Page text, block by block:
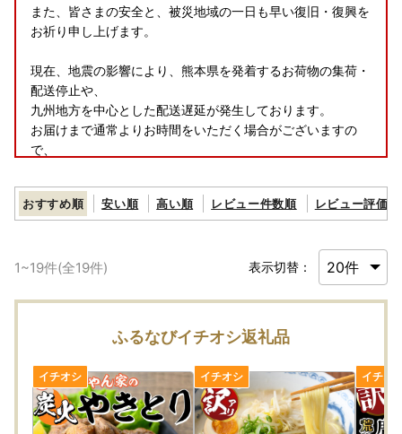
また、皆さまの安全と、被災地域の一日も早い復旧・復興を
お祈り申し上げます。
現在、地震の影響により、熊本県を発着するお荷物の集荷・
配送停止や、
九州地方を中心とした配送遅延が発生しております。
お届けまで通常よりお時間をいただく場合がございますの
で、
----------------------------------------------
ページに記載の納期情報に合わせて発送いたします。
■お受け取り後はすぐに状態をご確認ください
返礼品到着後は速やかに返礼品の状態をご確認ください。
万全を期して返礼品をお届けしていますが、万が一返礼品に
不良・破損・誤納品などございましたら、
返礼品到着から3日以内に、写真(画像)を添付のうえ下記ア
ドレスまでメールにてご連絡ください。
おすすめ順 安い順 高い順 レビュー件数順 レビュー評価順
1~19件(全19件) 表示切替：
ふるなびイチオシ返礼品